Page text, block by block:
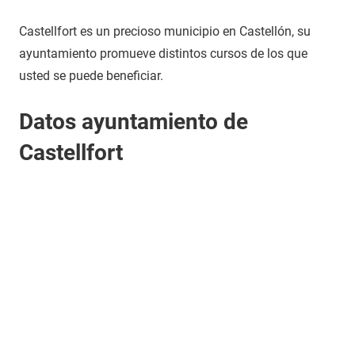
Castellfort es un precioso municipio en Castellón, su
ayuntamiento promueve distintos cursos de los que
usted se puede beneficiar.
Datos ayuntamiento de
Castellfort